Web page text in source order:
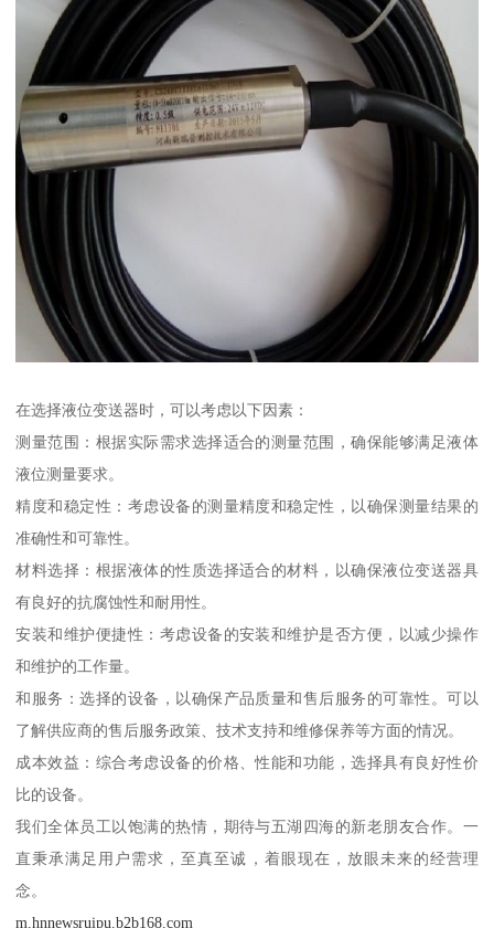
在选择液位变送器时，可以考虑以下因素：
测量范围：根据实际需求选择适合的测量范围，确保能够满足液体
液位测量要求。
精度和稳定性：考虑设备的测量精度和稳定性，以确保测量结果的
准确性和可靠性。
材料选择：根据液体的性质选择适合的材料，以确保液位变送器具
有良好的抗腐蚀性和耐用性。
安装和维护便捷性：考虑设备的安装和维护是否方便，以减少操作
和维护的工作量。
和服务：选择的设备，以确保产品质量和售后服务的可靠性。可以
了解供应商的售后服务政策、技术支持和维修保养等方面的情况。
成本效益：综合考虑设备的价格、性能和功能，选择具有良好性价
比的设备。
我们全体员工以饱满的热情，期待与五湖四海的新老朋友合作。一
直秉承满足用户需求，至真至诚，着眼现在，放眼未来的经营理
念。
m.hnnewsruipu.b2b168.com